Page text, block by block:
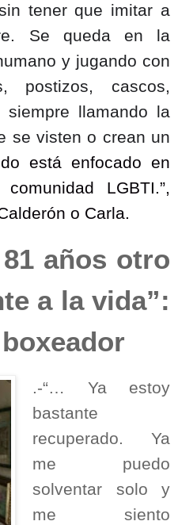
tener que imitar a
Se queda en la
y jugando con
postizos, cascos,
siempre llamando la
se visten o crean un
está enfocado en
LGBTI.”,
o Carla.
años otro
a la vida”:
.-“… Ya estoy
bastante
recuperado. Ya
me puedo
solventar solo y
me siento